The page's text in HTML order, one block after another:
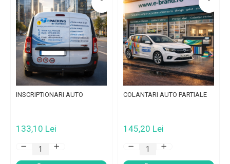
INSCRIPTIONARI AUTO
133,10 Lei
COLANTARI AUTO PARTIALE
145,20 Lei